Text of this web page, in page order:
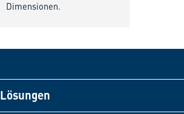
Dimensionen.
Lösungen